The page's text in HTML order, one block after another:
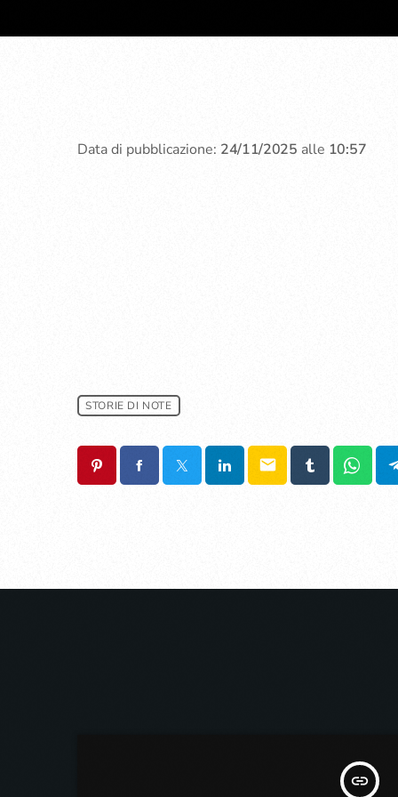
Data di pubblicazione: 24/11/2025 alle 10:57
STORIE DI NOTE
email
insert_link